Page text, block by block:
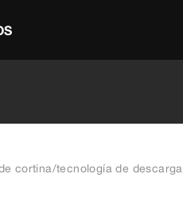
cortina/tecnología de descarga